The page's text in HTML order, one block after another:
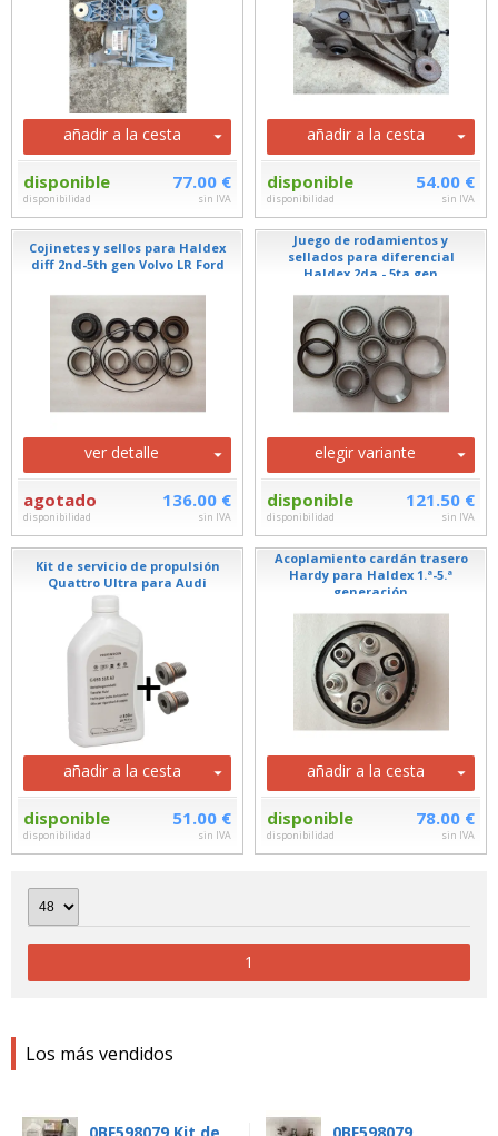
Los más vendidos
añadir a la cesta
disponible
disponibilidad
77.00 €
sin IVA
añadir a la cesta
disponible
disponibilidad
54.00 €
sin IVA
Cojinetes y sellos para Haldex
diff 2nd-5th gen Volvo LR Ford
ver detalle
agotado
disponibilidad
136.00 €
sin IVA
Juego de rodamientos y
sellados para diferencial
Haldex 2da - 5ta gen
elegir variante
disponible
disponibilidad
121.50 €
sin IVA
Kit de servicio de propulsión
Quattro Ultra para Audi
añadir a la cesta
disponible
disponibilidad
51.00 €
sin IVA
Acoplamiento cardán trasero
Hardy para Haldex 1.ª-5.ª
generación
añadir a la cesta
disponible
disponibilidad
78.00 €
sin IVA
1